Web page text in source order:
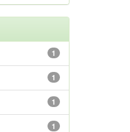
1
1
1
1